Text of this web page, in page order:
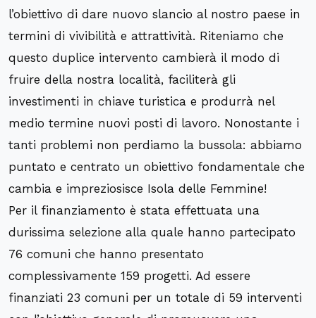
l’obiettivo di dare nuovo slancio al nostro paese in
termini di vivibilità e attrattività. Riteniamo che
questo duplice intervento cambierà il modo di
fruire della nostra località, faciliterà gli
investimenti in chiave turistica e produrrà nel
medio termine nuovi posti di lavoro. Nonostante i
tanti problemi non perdiamo la bussola: abbiamo
puntato e centrato un obiettivo fondamentale che
cambia e impreziosisce Isola delle Femmine!
Per il finanziamento è stata effettuata una
durissima selezione alla quale hanno partecipato
76 comuni che hanno presentato
complessivamente 159 progetti. Ad essere
finanziati 23 comuni per un totale di 59 interventi